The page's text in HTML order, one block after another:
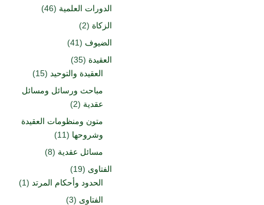
الدورات العلمية (46)
الزكاة (2)
الضيوف (41)
العقيدة (35)
العقيدة والتوحيد (15)
مباحث ورسائل ومسائل
عقدية (2)
متون ومنظومات العقيدة
وشروحها (11)
مسائل عقدية (8)
الفتاوى (19)
الحدود وأحكام المرتد (1)
الفتاوى (3)